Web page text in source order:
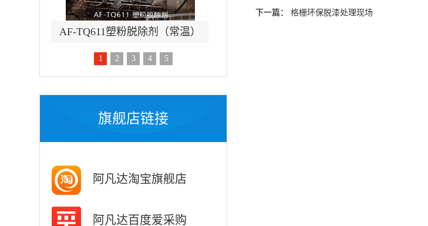
AF-TQ611塑粉脱除剂（常温）
1 2 3 4 5
旗舰店链接
阿凡达淘宝旗舰店
阿凡达百度爱采购
下一篇： 格栅环保脱漆处理现场